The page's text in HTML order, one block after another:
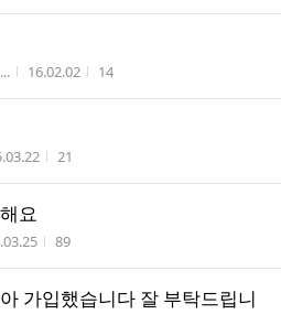
작성시간
16.02.02 조회수
14
시간 조회수
21
요
시간 조회수
89
가입했습니다 잘 부탁드립니